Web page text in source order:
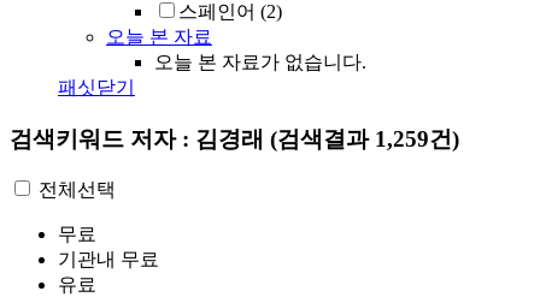
스페인어 (2)
오늘 본 자료
오늘 본 자료가 없습니다.
패싯닫기
검색키워드 저자 : 김경래 (검색결과 1,259건)
전체선택
무료
기관내 무료
유료